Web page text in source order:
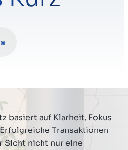
talk – request a call
basiert auf Klarheit, Fokus
Transaktionen
Sicht nicht nur eine